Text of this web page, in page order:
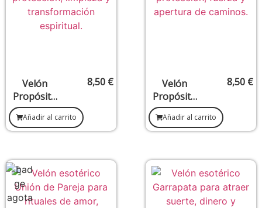
Velón
Propósito
Santa
Muerte –
Protección
transforma
ción
espiritual
8,50 €
Añadir al carrito
Velón
Propósito
Santa
Marta –
Dominio,
protección
8,50 €
Añadir al carrito